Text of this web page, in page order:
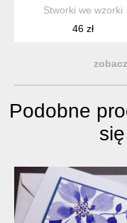
Stworki we wzorki
46 zł
Podobne